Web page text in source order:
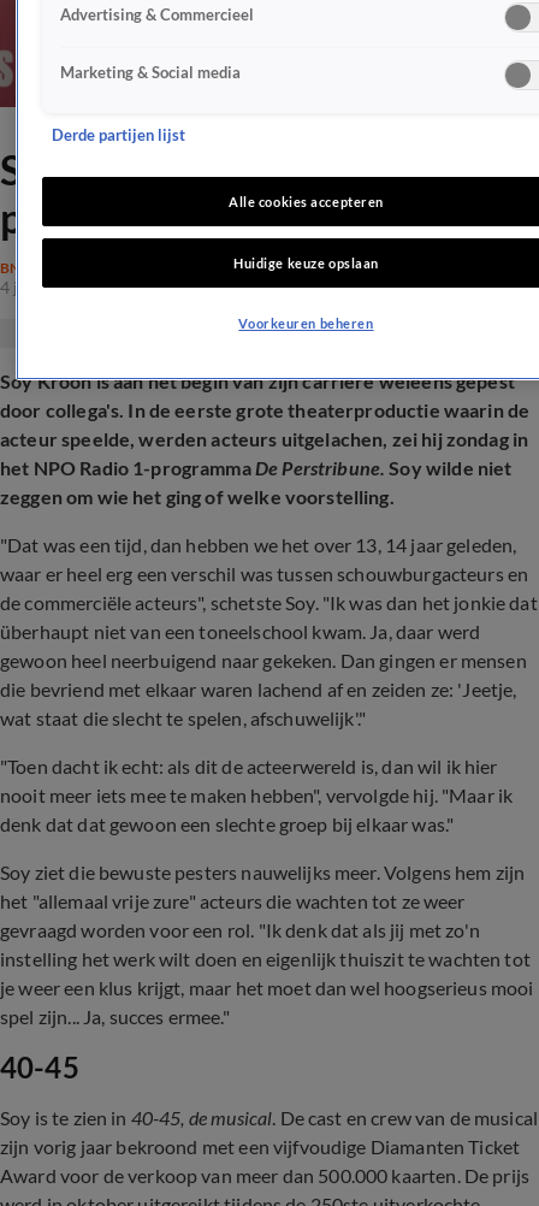
Soy Kroon openhartig over
pesten door collega's
BN'ERS
4 jan 2026, 13:32
Soy Kroon is aan het begin van zijn carrière weleens gepest
door collega's. In de eerste grote theaterproductie waarin de
acteur speelde, werden acteurs uitgelachen, zei hij zondag in
het NPO Radio 1-programmaDe Perstribune.Soy wilde niet
zeggen om wie het ging of welke voorstelling.
"Dat was een tijd, dan hebben we het over 13, 14 jaar geleden,
waar er heel erg een verschil was tussen schouwburgacteurs en
de commerciële acteurs", schetste Soy. "Ik was dan het jonkie dat
überhaupt niet van een toneelschool kwam. Ja, daar werd
gewoon heel neerbuigend naar gekeken. Dan gingen er mensen
die bevriend met elkaar waren lachend af en zeiden ze: 'Jeetje,
wat staat die slecht te spelen, afschuwelijk'."
"Toen dacht ik echt: als dit de acteerwereld is, dan wil ik hier
nooit meer iets mee te maken hebben", vervolgde hij. "Maar ik
denk dat dat gewoon een slechte groep bij elkaar was."
Soy ziet die bewuste pesters nauwelijks meer. Volgens hem zijn
het "allemaal vrije zure" acteurs die wachten tot ze weer
gevraagd worden voor een rol. "Ik denk dat als jij met zo'n
instelling het werk wilt doen en eigenlijk thuiszit te wachten tot
je weer een klus krijgt, maar het moet dan wel hoogserieus mooi
spel zijn... Ja, succes ermee."
40-45
Soy is te zien in 40-45, de musical. De cast en crew van de musical
zijn vorig jaar bekroond met een vijfvoudige Diamanten Ticket
Award voor de verkoop van meer dan 500.000 kaarten. De prijs
Advertising & Commercieel
Marketing & Social media
Derde partijen lijst
Alle cookies accepteren
Huidige keuze opslaan
Voorkeuren beheren